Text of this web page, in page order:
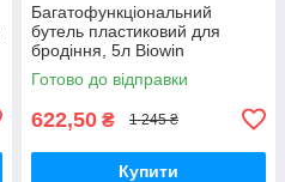
Багатофункціональний
бутель пластиковий для
бродіння, 5л Biowin
Готово до відправки
622,50 ₴ 1 245 ₴
Купити